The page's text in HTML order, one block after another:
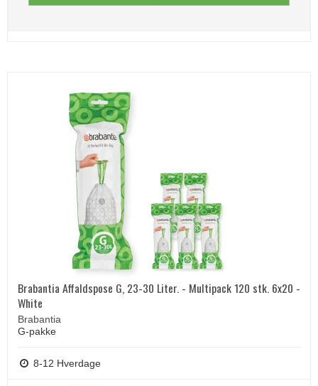
Brabantia Affaldspose G, 23-30 Liter. - Multipack 120 stk. 6x20 -
White
Brabantia
G-pakke
8-12 Hverdage